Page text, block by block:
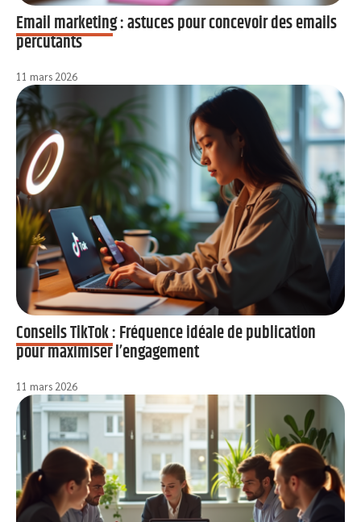
Email marketing : astuces pour concevoir des emails
percutants
11 mars 2026
Conseils TikTok : Fréquence idéale de publication
pour maximiser l’engagement
11 mars 2026